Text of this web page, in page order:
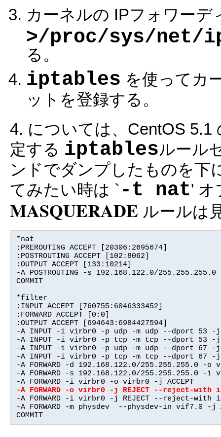
カーネルの IPフォワーデ
>/proc/sys/net/
る。
iptables を使ってカ
ットを登録する。
4. については、CentOS 5.1
定する iptablesルール
ンドでダンプしたものを下
てみたい時は ` -t nat' オ
MASQUERADE ルールは
*nat
:PREROUTING ACCEPT [20306:2695674]
:POSTROUTING ACCEPT [102:8062]
:OUTPUT ACCEPT [133:10214]
-A POSTROUTING -s 192.168.122.0/255.255.255.0 -j
COMMIT
*filter
:INPUT ACCEPT [760755:6046333452]
:FORWARD ACCEPT [0:0]
:OUTPUT ACCEPT [694643:6984427594]
-A INPUT -i virbr0 -p udp -m udp --dport 53 -j
-A INPUT -i virbr0 -p tcp -m tcp --dport 53 -j
-A INPUT -i virbr0 -p udp -m udp --dport 67 -j
-A INPUT -i virbr0 -p tcp -m tcp --dport 67 -j
-A FORWARD -d 192.168.122.0/255.255.255.0 -o
-A FORWARD -s 192.168.122.0/255.255.255.0 -i
-A FORWARD -i virbr0 -o virbr0 -j ACCEPT
-A FORWARD -o virbr0 -j REJECT --reject-with
-A FORWARD -i virbr0 -j REJECT --reject-with
-A FORWARD -m physdev  --physdev-in vif7.0 -j
COMMIT